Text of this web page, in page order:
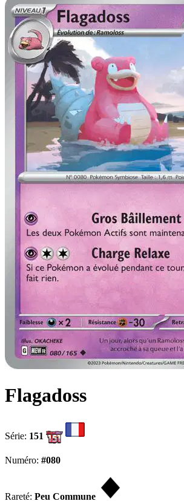
Flagadoss
Série: 151
Numéro: #080
Rareté: Peu Commune